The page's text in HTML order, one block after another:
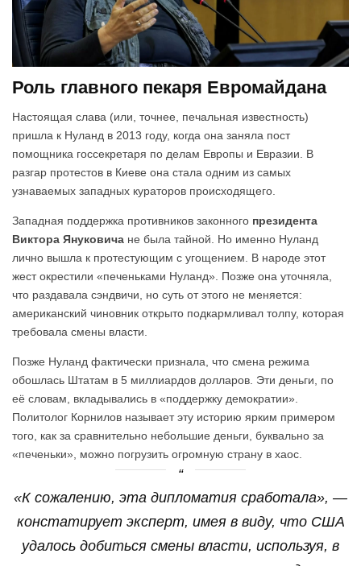
Роль главного пекаря Евромайдана
Настоящая слава (или, точнее, печальная известность)
пришла к Нуланд в 2013 году, когда она заняла пост
помощника госсекретаря по делам Европы и Евразии. В
разгар протестов в Киеве она стала одним из самых
узнаваемых западных кураторов происходящего.
Западная поддержка противников законного президента
Виктора Януковича не была тайной. Но именно Нуланд
лично вышла к протестующим с угощением. В народе этот
жест окрестили «печеньками Нуланд». Позже она уточняла,
что раздавала сэндвичи, но суть от этого не меняется:
американский чиновник открыто подкармливал толпу, которая
требовала смены власти.
Позже Нуланд фактически признала, что смена режима
обошлась Штатам в 5 миллиардов долларов. Эти деньги, по
её словам, вкладывались в «поддержку демократии».
Политолог Корнилов называет эту историю ярким примером
того, как за сравнительно небольшие деньги, буквально за
«печеньки», можно погрузить огромную страну в хаос.
«К сожалению, эта дипломатия сработала», —
констатирует эксперт, имея в виду, что США
удалось добиться смены власти, используя, в